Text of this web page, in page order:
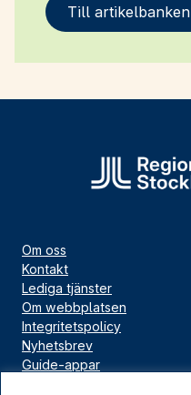
Till artikelbanken
Om oss
Kontakt
Lediga tjänster
Om webbplatsen
Integritetspolicy
Nyhetsbrev
Guide-appar